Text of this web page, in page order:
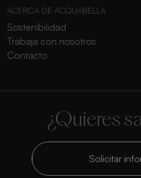
ACERCA DE ACQUABELLA
Sostenibilidad
Trabaja con nosotros
Contacto
¿Quieres
Solicitar